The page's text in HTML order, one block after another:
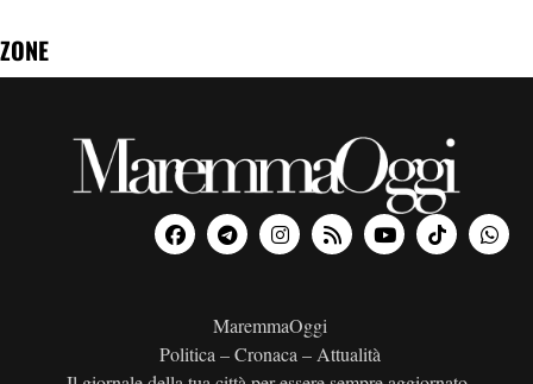
ZONE
MaremmaOggi
Politica – Cronaca – Attualità